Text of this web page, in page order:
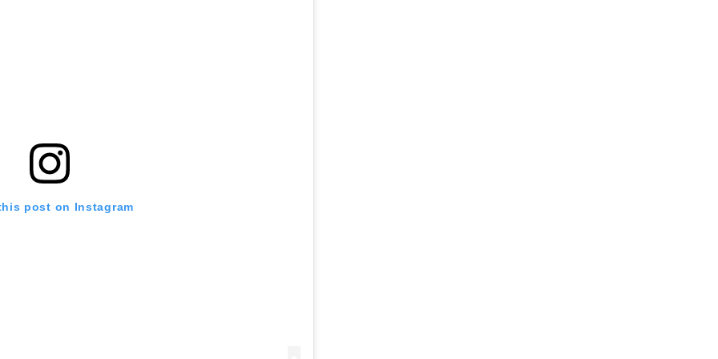
post on Instagram